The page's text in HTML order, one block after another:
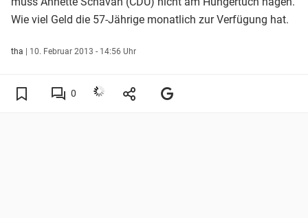
Wie viel Geld die 57-Jährige monatlich zur Verfügung hat.
tha | 10. Februar 2013 - 14:56 Uhr
0